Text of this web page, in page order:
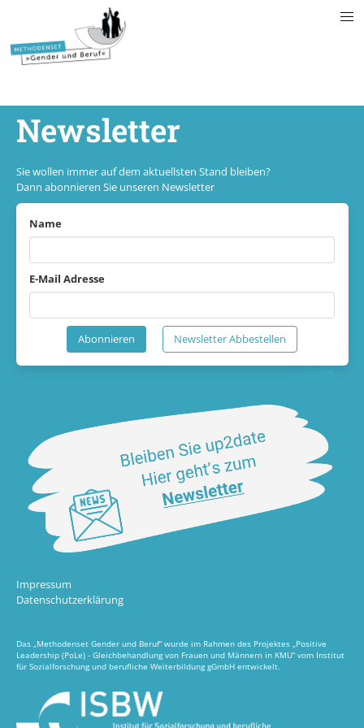
Newsletter
Sie wollen immer auf dem aktuellsten Stand bleiben?
Dann abonnieren Sie unseren Newsletter
Name
E-Mail Adresse
Abonnieren Newsletter Abbestellen
Impressum
Datenschutzerklärung
Das „Methodenset Gender und Beruf“ wurde im Rahmen des Projektes „Positive
Leadership (PoLe) - Gleichbehandlung von Frauen und Männern in KMU“ vom Institut
für Sozialforschung und berufliche Weiterbildung gGmbH entwickelt.